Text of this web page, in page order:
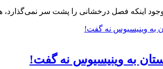
اینکه فصل درخشانی را پشت سر
به وینیسیوس نه گفت!